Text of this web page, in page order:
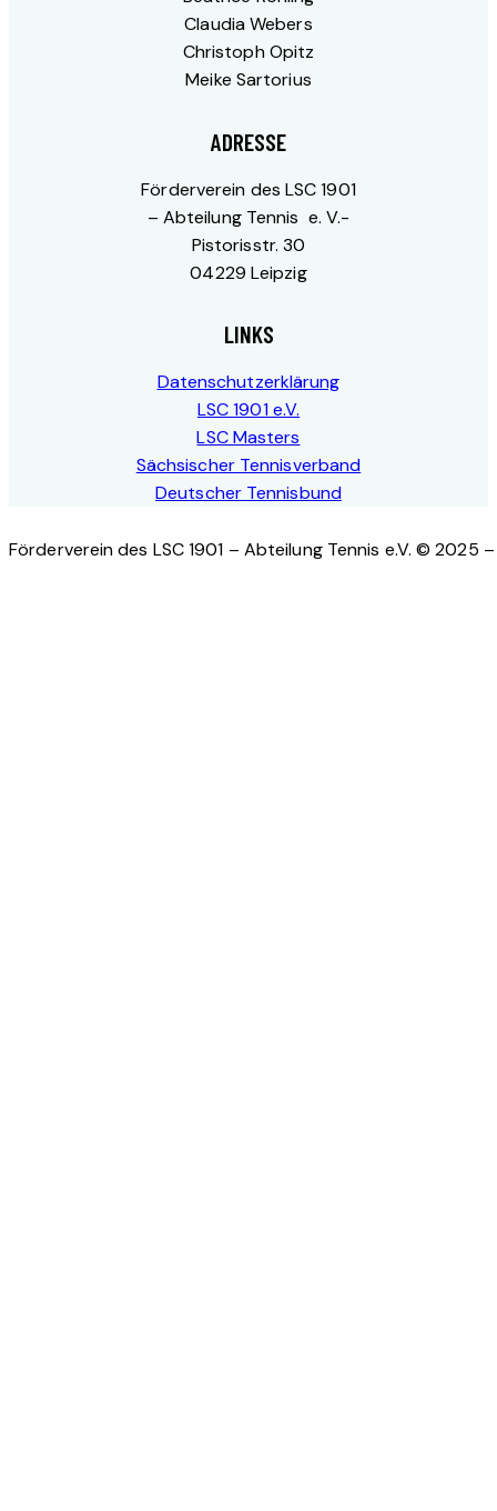
Claudia Webers
Christoph Opitz
Meike Sartorius
ADRESSE
Förderverein des LSC 1901
– Abteilung Tennis e. V.-
Pistorisstr. 30
04229 Leipzig
LINKS
Datenschutzerklärung
LSC 1901 e.V.
LSC Masters
Sächsischer Tennisverband
Deutscher Tennisbund
Förderverein des LSC 1901 – Abteilung Tennis e.V. © 2025